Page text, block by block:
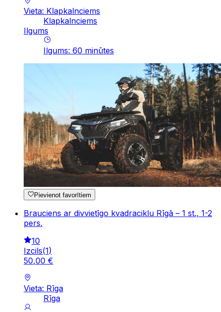
Vieta: Klapkalnciems
Klapkalnciems
Ilgums
Ilgums: 60 minūtes
Pievienot favorītiem
Brauciens ar divvietīgo kvadraciklu Rīgā – 1 st., 1-2
pers.
10
Izcils(1)
50,00 €
Vieta: Rīga
Rīga